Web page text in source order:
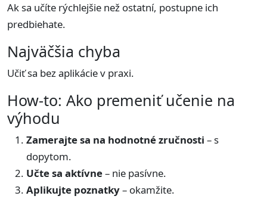
Ak sa učíte rýchlejšie než ostatní, postupne ich
predbiehate.
Najväčšia chyba
Učiť sa bez aplikácie v praxi.
How-to: Ako premeniť učenie na
výhodu
Zamerajte sa na hodnotné zručnosti – s
dopytom.
Učte sa aktívne– nie pasívne.
Aplikujte poznatky– okamžite.